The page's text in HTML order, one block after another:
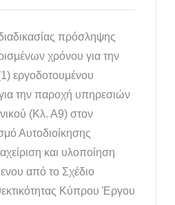
πρόσληψης
χρόνου για την
εργοδοτουμένου
την παροχή υπηρεσιών
(Κλ. Α9) στον
Αυτοδιοίκησης
και υλοποίηση
από το Σχέδιο
Κύπρου Έργου